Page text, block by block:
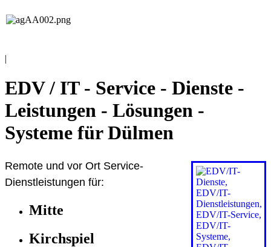
|
EDV / IT - Service - Dienste -
Leistungen - Lösungen -
Systeme für Dülmen
Remote und vor Ort Service-
Dienstleistungen für:
Mitte
Kirchspiel